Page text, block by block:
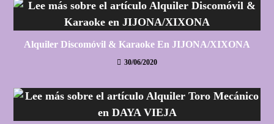
Alquiler Discomóvil & Karaoke En JIJONA/XIXONA
30/06/2020